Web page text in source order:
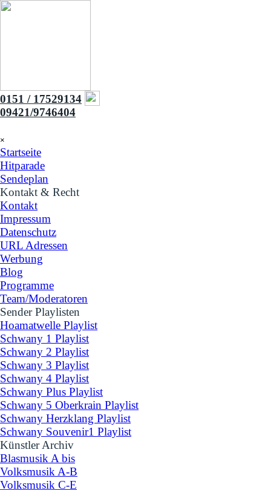
Direkt zum Seiteninhalt
0151 / 17529134
09421/9746404
×
Startseite
Hitparade
Sendeplan
Kontakt & Recht
Kontakt
Impressum
Datenschutz
URL Adressen
Werbung
Blog
Programme
Team/Moderatoren
Sender Playlisten
Hoamatwelle Playlist
Schwany 1 Playlist
Schwany 2 Playlist
Schwany 3 Playlist
Schwany 4 Playlist
Schwany Plus Playlist
Schwany 5 Oberkrain Playlist
Schwany Herzklang Playlist
Schwany Souvenir1 Playlist
Künstler Archiv
Blasmusik A bis
Volksmusik A-B
Volksmusik C-E